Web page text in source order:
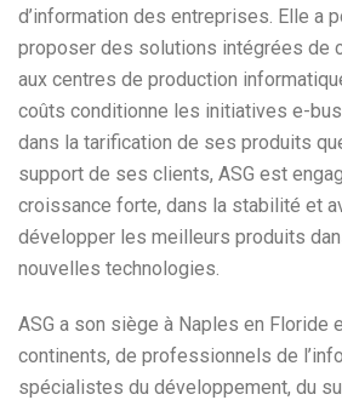
d’information des entreprises. Elle a
proposer des solutions intégrées de
aux centres de production
coûts conditionne les initiatives e-
dans la tarification de ses produits
support de ses clients, ASG est
croissance forte, dans la stabilité et
développer les meilleurs produits
nouvelles technologies.
ASG a son siège à Naples en Floride
continents, de professionnels de
spécialistes du développement, du